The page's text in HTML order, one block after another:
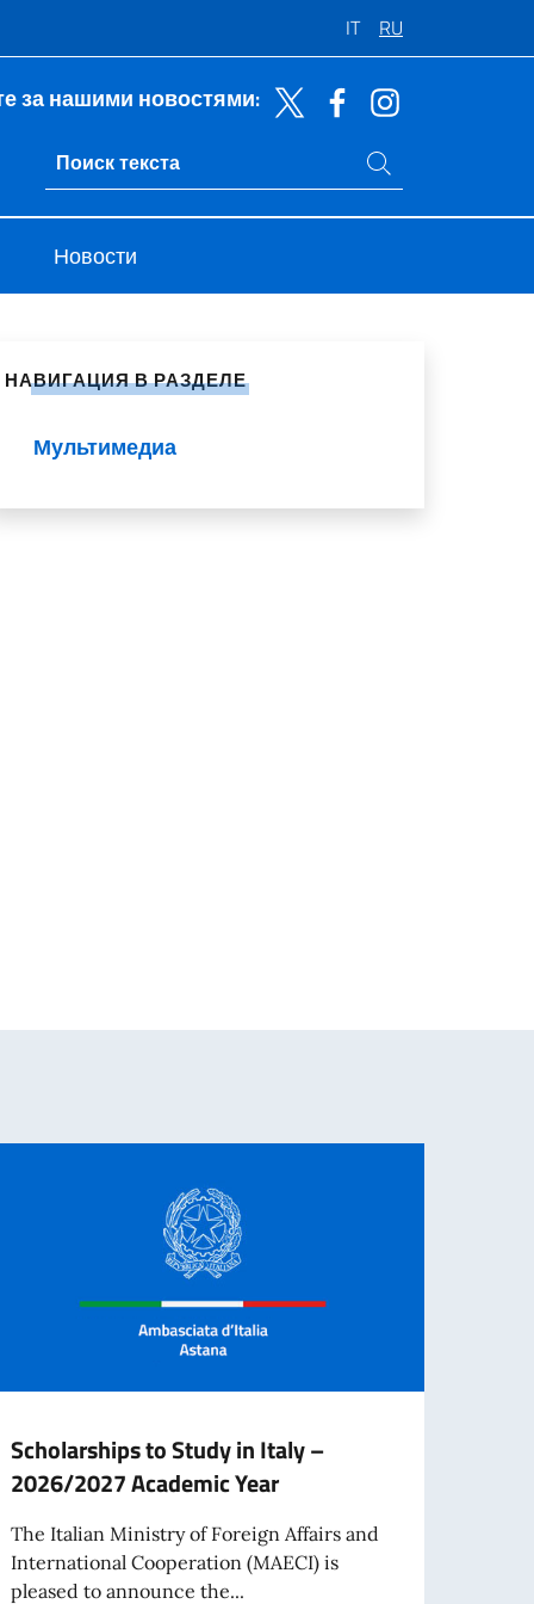
IT RU
за нашими новостями:
Ricerca sito live
Поиск на сайте
Новости
НАВИГАЦИЯ В РАЗДЕЛЕ
Мультимедиа
Scholarships to Study in Italy –
2026/2027 Academic Year
The Italian Ministry of Foreign Affairs and
International Cooperation (MAECI) is
pleased to announce the...